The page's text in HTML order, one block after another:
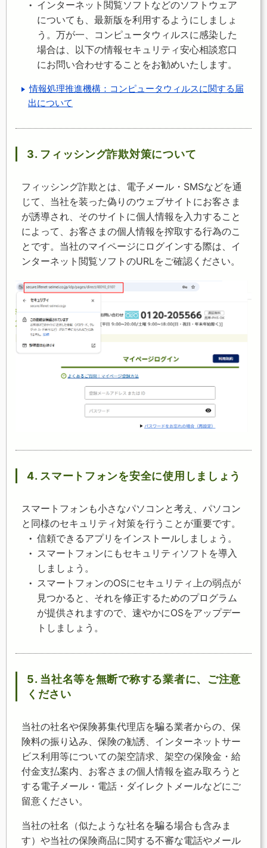
インターネット閲覧ソフトなどのソフトウェア
についても、最新版を利用するようにしましょ
う。万が一、コンピュータウィルスに感染した
場合は、以下の情報セキュリティ安心相談窓口
にお問い合わせすることをお勧めいたします。
情報処理推進機構：コンピュータウィルスに関する届
出について
3. フィッシング詐欺対策について
フィッシング詐欺とは、電子メール・SMSなどを通
じて、当社を装った偽りのウェブサイトにお客さま
が誘導され、そのサイトに個人情報を入力すること
によって、お客さまの個人情報を搾取する行為のこ
とです。当社のマイページにログインする際は、イ
ンターネット閲覧ソフトのURLをご確認ください。
4. スマートフォンを安全に使用しましょう
スマートフォンも小さなパソコンと考え、パソコン
と同様のセキュリティ対策を行うことが重要です。
信頼できるアプリをインストールしましょう。
スマートフォンにもセキュリティソフトを導入
しましょう。
スマートフォンのOSにセキュリティ上の弱点が
見つかると、それを修正するためのプログラム
が提供されますので、速やかにOSをアップデー
トしましょう。
5. 当社名等を無断で称する業者に、ご注意
ください
当社の社名や保険募集代理店を騙る業者からの、保
険料の振り込み、保険の勧誘、インターネットサー
ビス利用等についての架空請求、架空の保険金・給
付金支払案内、お客さまの個人情報を盗み取ろうと
する電子メール・電話・ダイレクトメールなどにご
留意ください。
当社の社名（似たような社名を騙る場合も含みま
す）や当社の保険商品に関する不審な電話やメール